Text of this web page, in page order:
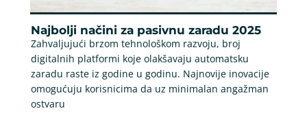
Najbolji načini za pasivnu zaradu 2025
Zahvaljujući brzom tehnološkom razvoju, broj
digitalnih platformi koje olakšavaju automatsku
zaradu raste iz godine u godinu. Najnovije inovacije
omogućuju korisnicima da uz minimalan angažman
ostvaru